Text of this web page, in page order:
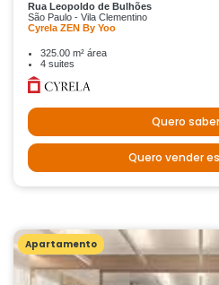
Rua Leopoldo de Bulhões
São Paulo - Vila Clementino
Cyrela ZEN By Yoo
325.00 m² área
4 suites
Quero
Quero vender
Apartamento